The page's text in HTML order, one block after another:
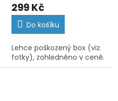
299 Kč
Do košíku
Lehce poškozený box (viz.
fotky), zohledněno v ceně.